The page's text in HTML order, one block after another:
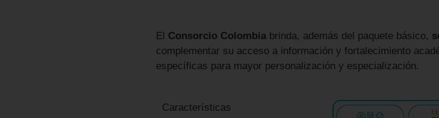
El Consorcio Colombiabrinda, además del paquete básico,
complementar su acceso a información y fortalecimiento
específicas para mayor personalización y especialización.
Características